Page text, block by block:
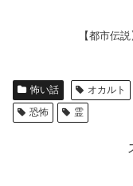
【都市伝
怖い話 オカルト
恐怖
霊